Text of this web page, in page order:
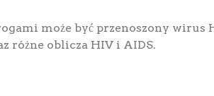
może być przenoszony wirus
różne oblicza HIV i AIDS.